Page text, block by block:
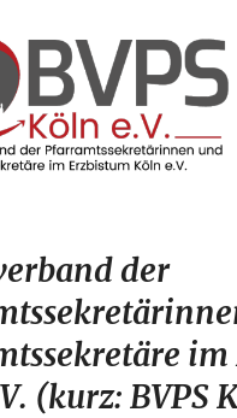
der
im
(kurz: BVPS